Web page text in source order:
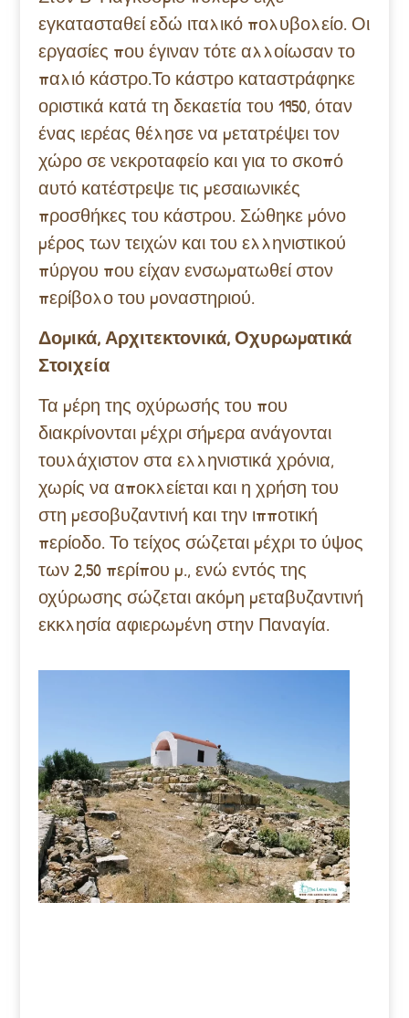
εγκατασταθεί εδώ ιταλικό πολυβολείο. Οι
εργασίες που έγιναν τότε αλλοίωσαν το
παλιό κάστρο.Το κάστρο καταστράφηκε
οριστικά κατά τη δεκαετία του 1950, όταν
ένας ιερέας θέλησε να μετατρέψει τον
χώρο σε νεκροταφείο και για το σκοπό
αυτό κατέστρεψε τις μεσαιωνικές
προσθήκες του κάστρου. Σώθηκε μόνο
μέρος των τειχών και του ελληνιστικού
πύργου που είχαν ενσωματωθεί στον
περίβολο του μοναστηριού.
Δομικά, Αρχιτεκτονικά, Οχυρωματικά
Στοιχεία
Τα μέρη της οχύρωσής του που
διακρίνονται μέχρι σήμερα ανάγονται
τουλάχιστον στα ελληνιστικά χρόνια,
χωρίς να αποκλείεται και η χρήση του
στη μεσοβυζαντινή και την ιπποτική
περίοδο. Το τείχος σώζεται μέχρι το ύψος
των 2,50 περίπου μ., ενώ εντός της
οχύρωσης σώζεται ακόμη μεταβυζαντινή
εκκλησία αφιερωμένη στην Παναγία.